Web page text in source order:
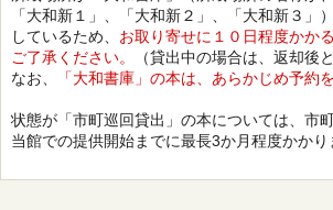
「大和新１」、「大和新２」、「大和新３」
しているため、 お取り寄せに１０日程度かか
ご了承ください。
（貸出中の場合は、返却後
なお、
「大和書庫」の本は、あらかじめ予約
状態が「市町巡回貸出」の本については、市
当館での提供開始までに最長3か月程度かか